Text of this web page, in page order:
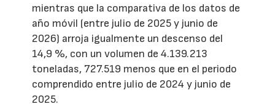
mientras que la comparativa de los datos de
año móvil (entre julio de 2025 y junio de
2026) arroja igualmente un descenso del
14,9 %, con un volumen de 4.139.213
toneladas, 727.519 menos que en el periodo
comprendido entre julio de 2024 y junio de
2025.